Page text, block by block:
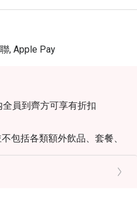
, Apple Pay
員到齊方可享有折扣
包括各類額外飲品、套餐、
優惠同時使用
外賣服務、或特別推廣優惠